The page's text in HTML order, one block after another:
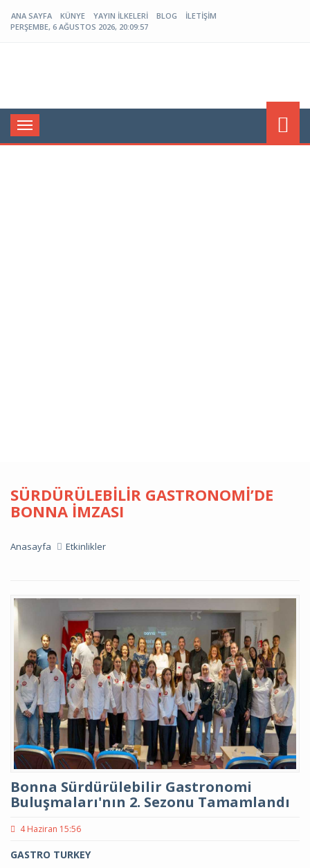
ANA SAYFA KÜNYE YAYIN İLKELERI BLOG
İLETIŞIM
PERŞEMBE, 6 AĞUSTOS 2026, 20:09:58
Menü
SÜRDÜRÜLEBILIR GASTRONOMI’DE
BONNA İMZASI
Anasayfa Etkinlikler
Bonna Sürdürülebilir Gastronomi
Buluşmaları'nın 2. Sezonu Tamamlandı
4 Haziran 15:56
GASTRO TURKEY